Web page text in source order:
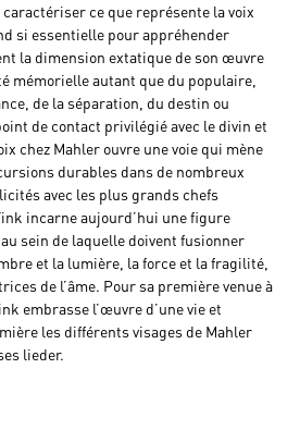
ce que représente la voix
si essentielle pour appréhender
la dimension extatique de son œuvre
mémorielle autant que du populaire,
de la séparation, du destin ou
de contact privilégié avec le divin et
chez Mahler ouvre une voie qui mène
durables dans de nombreux
avec les plus grands chefs
incarne aujourd’hui une figure
sein de laquelle doivent fusionner
et la lumière, la force et la fragilité,
de l’âme. Pour sa première venue à
embrasse l’œuvre d’une vie et
les différents visages de Mahler
lieder.